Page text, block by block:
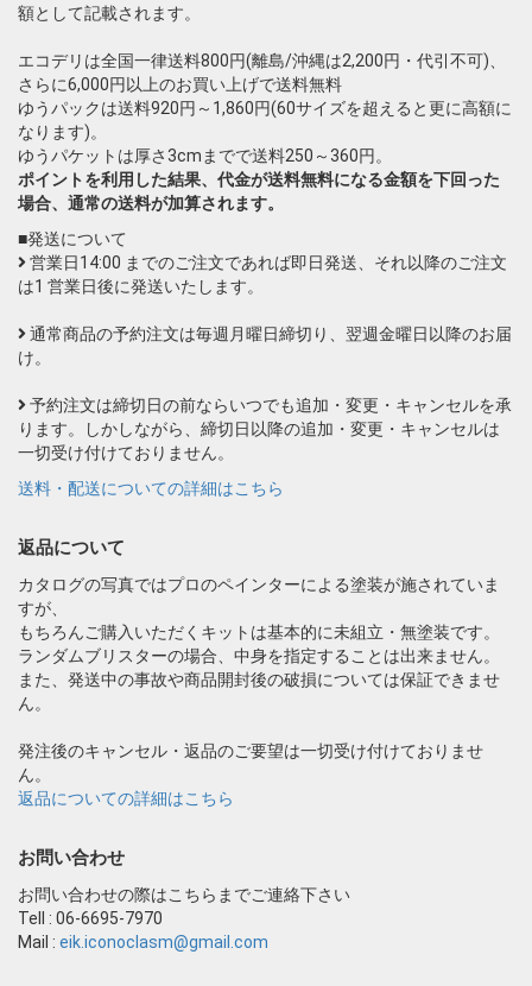
額として記載されます。
エコデリは全国一律送料800円(離島/沖縄は2,200円・代引不可)、
さらに6,000円以上のお買い上げで送料無料
ゆうパックは送料920円～1,860円(60サイズを超えると更に高額に
なります)。
ゆうパケットは厚さ3cmまでで送料250～360円。
ポイントを利用した結果、代金が送料無料になる金額を下回った
場合、通常の送料が加算されます。
■発送について
営業日14:00 までのご注文であれば即日発送、それ以降のご注文
は1 営業日後に発送いたします。
通常商品の予約注文は毎週月曜日締切り、翌週金曜日以降のお届
け。
予約注文は締切日の前ならいつでも追加・変更・キャンセルを承
ります。しかしながら、締切日以降の追加・変更・キャンセルは
一切受け付けておりません。
送料・配送についての詳細はこちら
返品について
カタログの写真ではプロのペインターによる塗装が施されていま
すが、
もちろんご購入いただくキットは基本的に未組立・無塗装です。
ランダムブリスターの場合、中身を指定することは出来ません。
また、発送中の事故や商品開封後の破損については保証できませ
ん。
発注後のキャンセル・返品のご要望は一切受け付けておりませ
ん。
返品についての詳細はこちら
お問い合わせ
お問い合わせの際はこちらまでご連絡下さい
Tell : 06-6695-7970
Mail : eik.iconoclasm@gmail.com